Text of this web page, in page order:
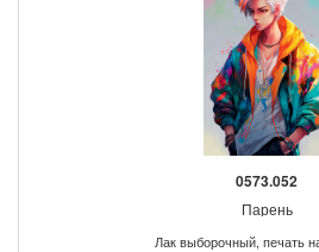
0573.052
Парень
Лак выборочный, печать